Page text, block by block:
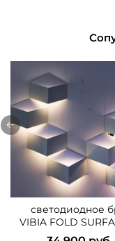
светодиодное
VIBIA FOLD